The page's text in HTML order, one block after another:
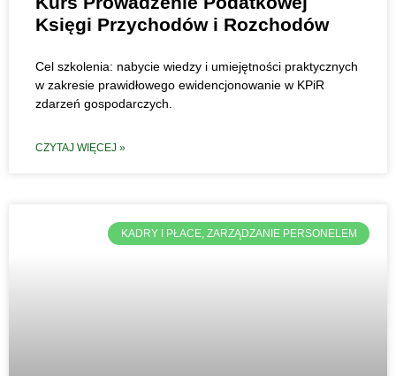
Księgi Przychodów i Rozchodów
Cel szkolenia: nabycie wiedzy i umiejętności praktycznych
w zakresie prawidłowego ewidencjonowanie w KPiR
zdarzeń gospodarczych.
CZYTAJ WIĘCEJ »
KADRY I PŁACE, ZARZĄDZANIE PERSONELEM